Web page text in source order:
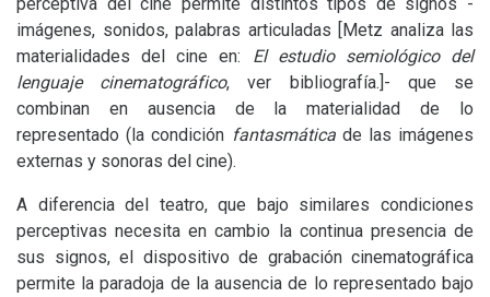
imágenes, sonidos, palabras articuladas [Metz analiza las
materialidades del cine en: El estudio semiológico del
lenguaje cinematográfico, ver bibliografía.]- que se
combinan en ausencia de la materialidad de lo
representado (la condición fantasmática de las imágenes
externas y sonoras del cine).
A diferencia del teatro, que bajo similares condiciones
perceptivas necesita en cambio la continua presencia de
sus signos, el dispositivo de grabación cinematográfica
permite la paradoja de la ausencia de lo representado bajo